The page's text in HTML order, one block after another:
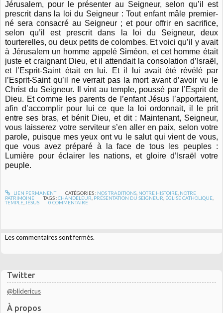
Twitter
@blidericus
À propos
Jérusalem, pour le présenter au Seigneur, selon qu’il est
prescrit dans la loi du Seigneur : Tout enfant mâle premier-
né sera consacré au Seigneur ; et pour offrir en sacrifice,
selon qu’il est prescrit dans la loi du Seigneur, deux
tourterelles, ou deux petits de colombes. Et voici qu’il y avait
à Jérusalem un homme appelé Siméon, et cet homme était
juste et craignant Dieu, et il attendait la consolation d’Israël,
et l’Esprit-Saint était en lui. Et il lui avait été révélé par
l’Esprit-Saint qu’il ne verrait pas la mort avant d’avoir vu le
Christ du Seigneur. Il vint au temple, poussé par l’Esprit de
Dieu. Et comme les parents de l’enfant Jésus l’apportaient,
afin d’accomplir pour lui ce que la loi ordonnait, il le prit
entre ses bras, et bénit Dieu, et dit : Maintenant, Seigneur,
vous laisserez votre serviteur s’en aller en paix, selon votre
parole, puisque mes yeux ont vu le salut qui vient de vous,
que vous avez préparé à la face de tous les peuples :
Lumière pour éclairer les nations, et gloire d’Israël votre
peuple.
LIEN PERMANENT CATÉGORIES : NOS TRADITIONS, NOTRE HISTOIRE, NOTRE
PATRIMOINE
TAGS :CHANDELEUR PRÉSENTATION DU SEIGNEUR ÉGLISE CATHOLIQUE
TEMPLE JÉSUS 0 COMMENTAIRE
Les commentaires sont fermés.